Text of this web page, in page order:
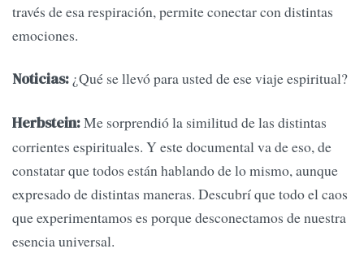
través de esa respiración, permite conectar con distintas
emociones.
Noticias: ¿Qué se llevó para usted de ese viaje espiritual?
Herbstein:Me sorprendió la similitud de las distintas
corrientes espirituales. Y este documental va de eso, de
constatar que todos están hablando de lo mismo, aunque
expresado de distintas maneras. Descubrí que todo el caos
que experimentamos es porque desconectamos de nuestra
esencia universal.